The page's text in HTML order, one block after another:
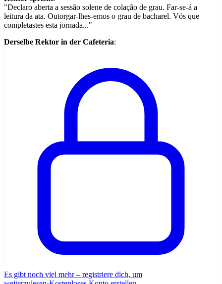
"Declaro aberta a sessão solene de colação de grau. Far-se-á a
leitura da ata. Outorgar-lhes-emos o grau de bacharel. Vós que
completastes esta jornada..."
Derselbe Rektor in der Cafeteria:
Es gibt noch viel mehr – registriere dich, um